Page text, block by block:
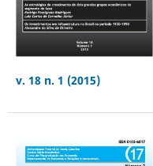
v. 18 n. 1 (2015)